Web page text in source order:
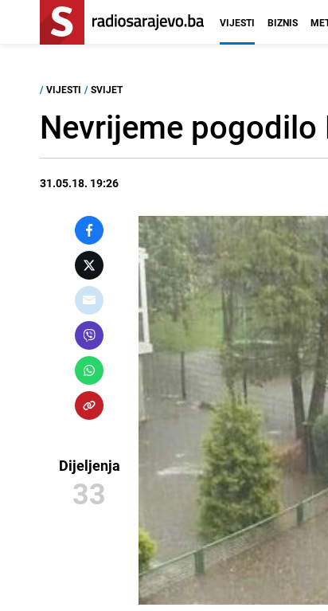
VIJESTI BIZNIS
/ VIJESTI / SVIJET
Nevrijeme
31.05.18. 19:26
Dijeljenja
33